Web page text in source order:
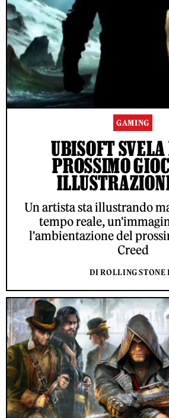
GAMING
UBISOFT SVELA
PROSSIMO
Un artista sta illustrando
tempo reale,
l'ambientazione del
Creed
DI ROLLING STONE